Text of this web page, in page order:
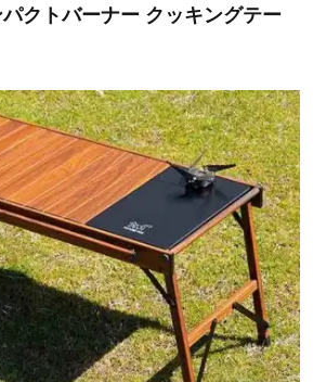
クトバーナー クッキングテー